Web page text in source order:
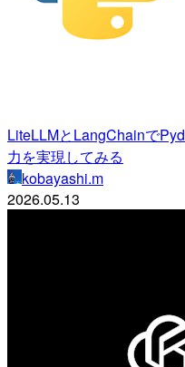
LiteLLMとLangChainで
力を実現してみる
kobayashi.m
2026.05.13